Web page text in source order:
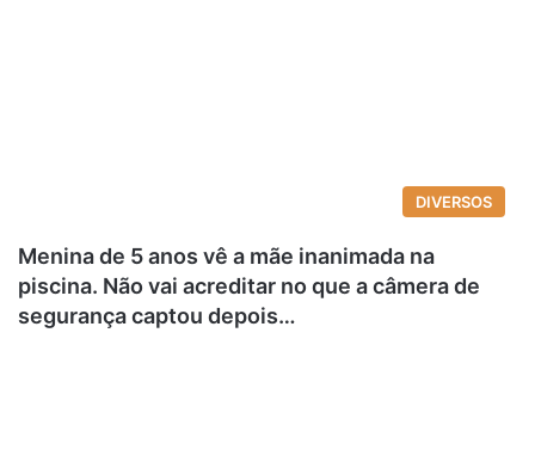
DIVERSOS
Menina de 5 anos vê a mãe inanimada na
piscina. Não vai acreditar no que a câmera de
segurança captou depois…